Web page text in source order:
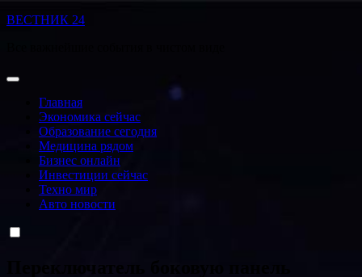
Перейти
ВЕСТНИК 24
Главная
Экономика сейчас
Образование сегодня
Медицина рядом
Бизнес онлайн
Инвестиции сейчас
Техно мир
Авто новости